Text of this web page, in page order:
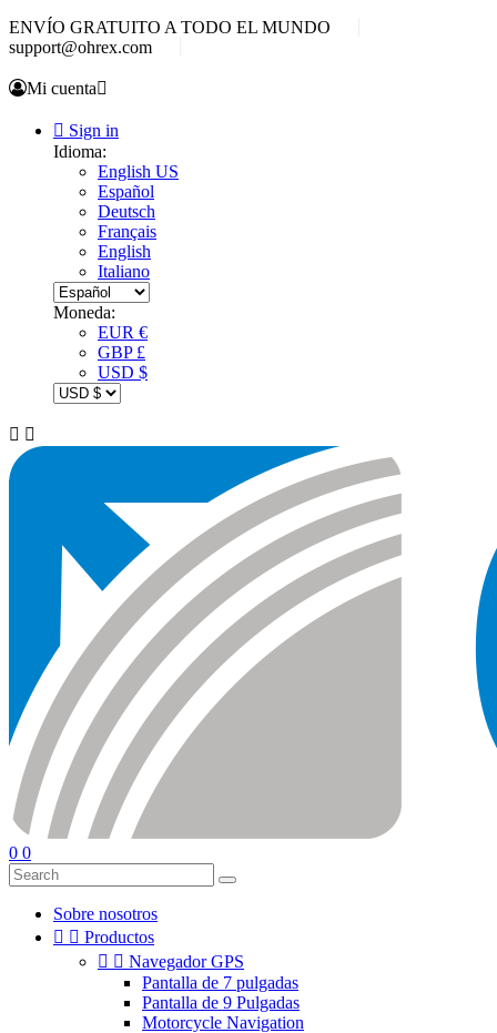
ENVÍO GRATUITO A TODO EL MUNDO
support@ohrex.com
Mi cuenta
 Sign in
Idioma:
English US
Español
Deutsch
Français
English
Italiano
Moneda:
EUR €
GBP £
USD $
 
0 0
Sobre nosotros
  Productos
  Navegador GPS
Pantalla de 7 pulgadas
Pantalla de 9 Pulgadas
Motorcycle Navigation